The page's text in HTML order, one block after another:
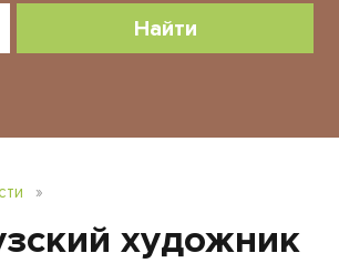
Найти
»
художник